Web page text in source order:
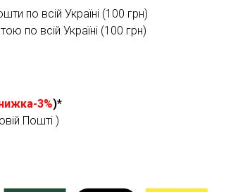
по всій Україні (100 грн)
по всій Україні (100 грн)
3%)*
Пошті )